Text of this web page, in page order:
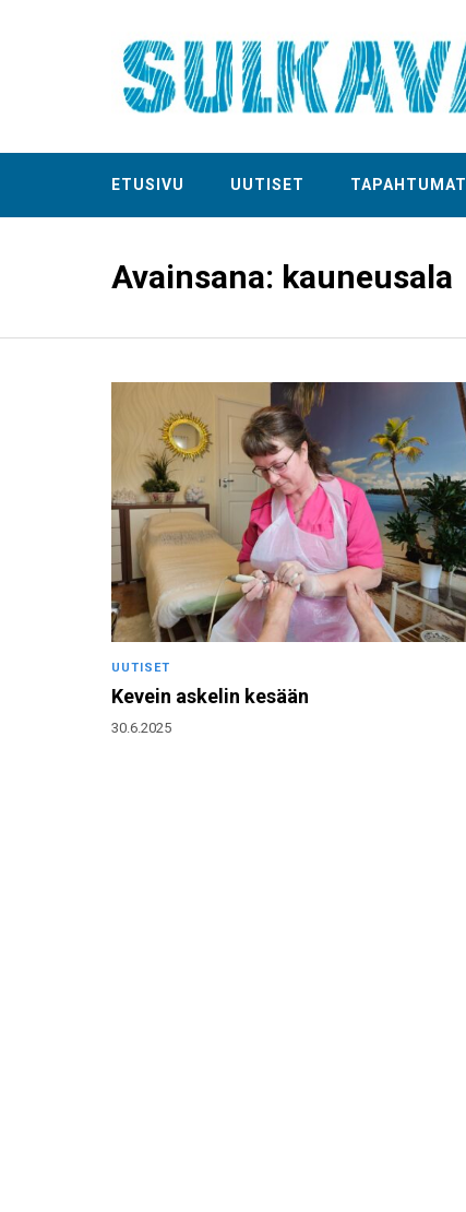
ETUSIVU UUTISET TAPAHTUMAT
Avainsana: kauneusala
UUTISET
Kevein askelin kesään
30.6.2025